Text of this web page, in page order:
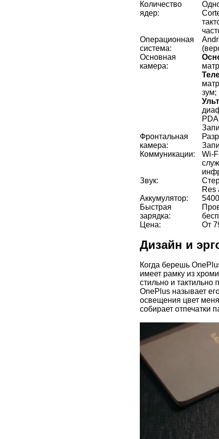
Количество
ядер:
Операционная
система:
Основная
камера:
зум;
Фронтальная
камера:
Коммуникации:
Wi-
Звук:
Res
Аккумулятор:
Быстрая
зарядка:
Цена:
От
Дизайн и
Когда берешь
имеет рамку из
стильно и
OnePlus называет
освещения цвет
собирает отпечатки